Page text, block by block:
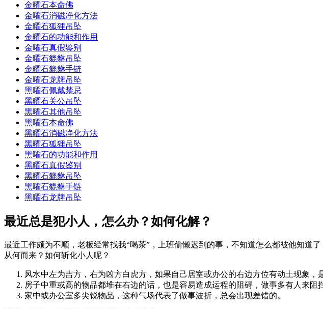
金曜石本命佛
金曜石消磁净化方法
金曜石狐狸吊坠
金曜石的功能和作用
金曜石真假鉴别
金曜石貔貅吊坠
金曜石貔貅手链
金曜石龙牌吊坠
黑曜石佩戴禁忌
黑曜石关公吊坠
黑曜石其他吊坠
黑曜石本命佛
黑曜石消磁净化方法
黑曜石狐狸吊坠
黑曜石的功能和作用
黑曜石真假鉴别
黑曜石貔貅吊坠
黑曜石貔貅手链
黑曜石龙牌吊坠
最近总是犯小人，怎么办？如何化解？
最近工作颇为不顺，老板经常找我“喝茶”，上班偷懒迟到的事，不知道怎么都被他知道
从何而来？如何斩化小人呢？
风水中左为吉方，右为凶方白虎方，如果自己居室或办公的右边方位有动土现象，
房子中重或高的物品都堆在右边的话，也是容易造成运程的阻碍，做事多有人来阻
家中或办公室多尖锐物品，这种气场代表了做事波折，总会出现差错的。